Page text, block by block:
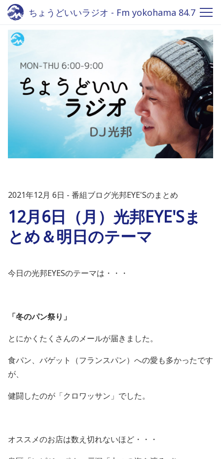
ちょうどいいラジオ - Fm yokohama 84.7
2021年12月 6日 番組ブログ光邦EYE'Sのまとめ
12月6日（月）光邦EYE'Sま
とめ＆明日のテーマ
今日の光邦EYESのテーマは・・・
「冬のパン祭り」
とにかくたくさんのメールが届きました。
食パン、バゲット（フランスパン）への愛も多かったです
が、
健闘したのが「クロワッサン」でした。
オススメのお店は数え切れないほど・・・